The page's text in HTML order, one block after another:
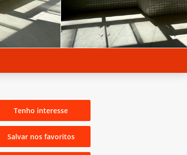
Tenho interesse
Salvar nos favoritos